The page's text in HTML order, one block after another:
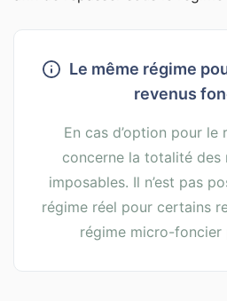
Le même régime
revenus
En cas d’option pour le
concerne la totalité des
imposables. Il n’est pas
régime réel pour certains
régime micro-foncier